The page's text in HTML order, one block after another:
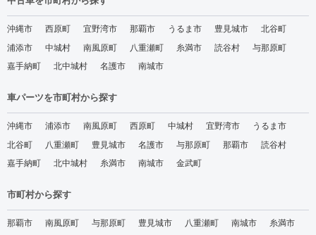
沖縄市 西原町 宜野湾市 那覇市 うるま市 豊見城市
北谷町
浦添市
中城村 南風原町 八重瀬町 糸満市 読谷村
与那原町
嘉手納町
北中城村 名護市 南城市
車パーツを市町村から探す
沖縄市 浦添市 南風原町 西原町 中城村 宜野湾市
うるま市
北谷町
八重瀬町 豊見城市 名護市 与那原町 那覇市
読谷村
嘉手納町
北中城村 糸満市 南城市 金武町
市町村から探す
那覇市 南風原町 与那原町 豊見城市 八重瀬町 南城市
糸満市